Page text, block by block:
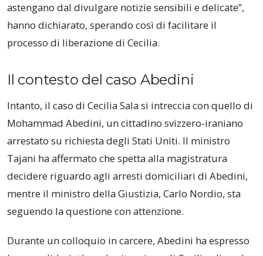
astengano dal divulgare notizie sensibili e delicate”,
hanno dichiarato, sperando così di facilitare il
processo di liberazione di Cecilia.
Il contesto del caso Abedini
Intanto, il caso di Cecilia Sala si intreccia con quello di
Mohammad Abedini, un cittadino svizzero-iraniano
arrestato su richiesta degli Stati Uniti. Il ministro
Tajani ha affermato che spetta alla magistratura
decidere riguardo agli arresti domiciliari di Abedini,
mentre il ministro della Giustizia, Carlo Nordio, sta
seguendo la questione con attenzione.
Durante un colloquio in carcere, Abedini ha espresso